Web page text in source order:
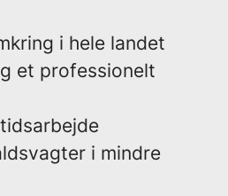
i hele landet
et professionelt
i mindre